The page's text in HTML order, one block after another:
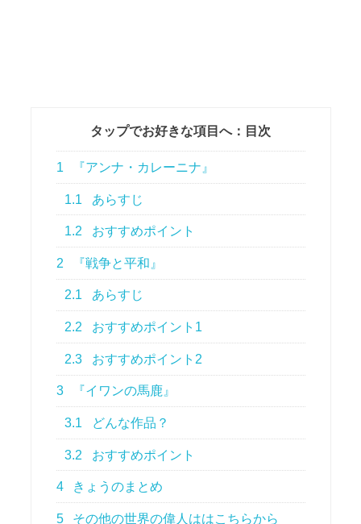
タップでお好きな項目へ：目次
1 『アンナ・カレーニナ』
1.1 あらすじ
1.2 おすすめポイント
2 『戦争と平和』
2.1 あらすじ
2.2 おすすめポイント1
2.3 おすすめポイント2
3 『イワンの馬鹿』
3.1 どんな作品？
3.2 おすすめポイント
4 きょうのまとめ
5 その他の世界の偉人ははこちらから